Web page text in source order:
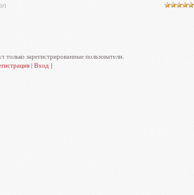
/1
только зарегистрированные пользователи.
| Вход]